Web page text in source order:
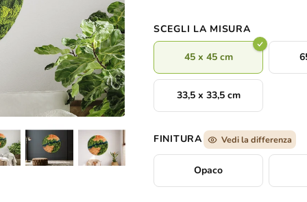
5
stelle.
SCEGLI LA MISURA
45 x 45 cm
33,5 x 33,5 cm
FINITURA Vedi la differenza
Opaco